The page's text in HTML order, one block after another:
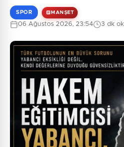
SPOR MANŞET
06 Ağustos 2026, 23:54 3 dk